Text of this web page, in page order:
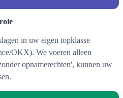
in uw eigen topklasse
OKX). We voeren alleen
opnamerechten', kunnen uw